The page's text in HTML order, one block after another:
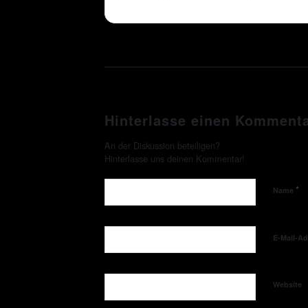
Hinterlasse einen
An der Diskussion beteiligen?
Hinterlasse uns deinen Kommentar!
Name *
E-Mail-
Website